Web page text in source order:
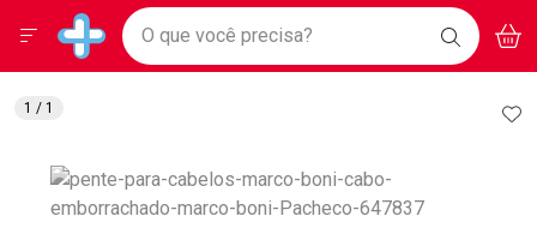
Drogarias Pacheco
Baixe nosso APP e aproveite Ofertas Exclusivas!
BAIXE
O APP
Ir direto para a home
pela página
Ir direto para o conteúdo
Ir direto para a busca
Ir direto para a conta
Ir direto para a notificações
Ir direto para o carrinho
Ir direto para o menu
Faça a sua busca
O que você precisa? BUSCAR
Menu
1 / 1